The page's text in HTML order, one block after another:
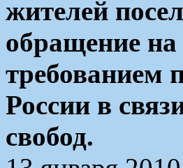
жителей
обращение
требованием
России в
свобод.